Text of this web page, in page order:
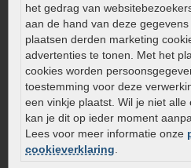
het gedrag van
aan de hand van deze
plaatsen derden marketing
advertenties te tonen. Met het
cookies worden
toestemming voor deze
een vinkje plaatst. Wil je niet
kan je dit op ieder moment
Lees voor meer informatie onze
cookieverklaring
Zelf een terras aanleggen
Kleine stadstuin inrichten
0320 – 219170
Kaapstanderweg 41
8243 RB Lelystad
info@onlinetuinwarenhuis.nl
Routebeschrijving